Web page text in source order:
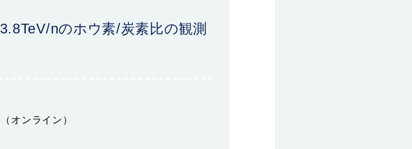
nのホウ素/炭素比の観測
オンライン）